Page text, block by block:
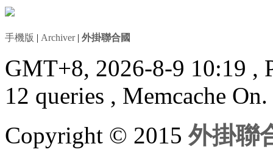
手機版 | Archiver| 外掛聯合國
GMT+8, 2026-8-9 10:19 ,
12 queries , Memcache On.
Copyright © 2015外掛聯